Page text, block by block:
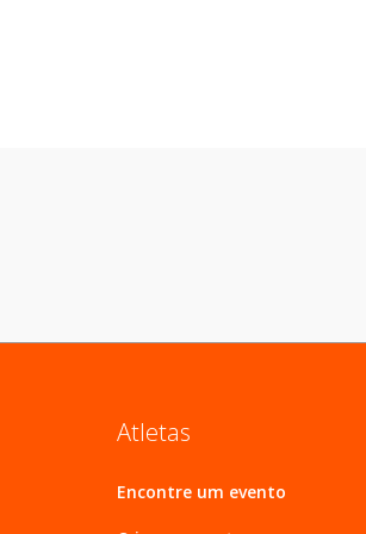
Atletas
Encontre um evento